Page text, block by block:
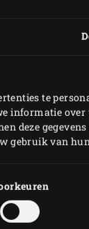
te
informatie
deze
gebruik van